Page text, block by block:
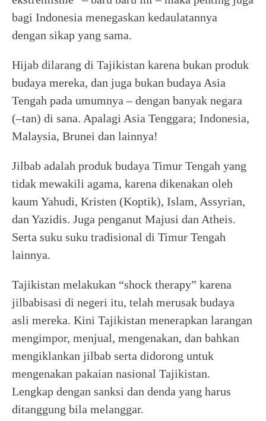
bagi Indonesia menegaskan kedaulatannya
dengan sikap yang sama.
Hijab dilarang di Tajikistan karena bukan produk
budaya mereka, dan juga bukan budaya Asia
Tengah pada umumnya – dengan banyak negara
(–tan) di sana. Apalagi Asia Tenggara; Indonesia,
Malaysia, Brunei dan lainnya!
Jilbab adalah produk budaya Timur Tengah yang
tidak mewakili agama, karena dikenakan oleh
kaum Yahudi, Kristen (Koptik), Islam, Assyrian,
dan Yazidis. Juga penganut Majusi dan Atheis.
Serta suku suku tradisional di Timur Tengah
lainnya.
Tajikistan melakukan “shock therapy” karena
jilbabisasi di negeri itu, telah merusak budaya
asli mereka. Kini Tajikistan menerapkan larangan
mengimpor, menjual, mengenakan, dan bahkan
mengiklankan jilbab serta didorong untuk
mengenakan pakaian nasional Tajikistan.
Lengkap dengan sanksi dan denda yang harus
ditanggung bila melanggar.